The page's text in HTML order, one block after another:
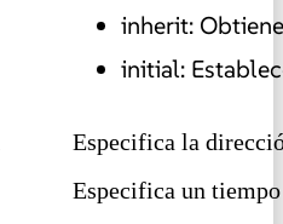
inherit:
initial:
Especifica la
Especifica un